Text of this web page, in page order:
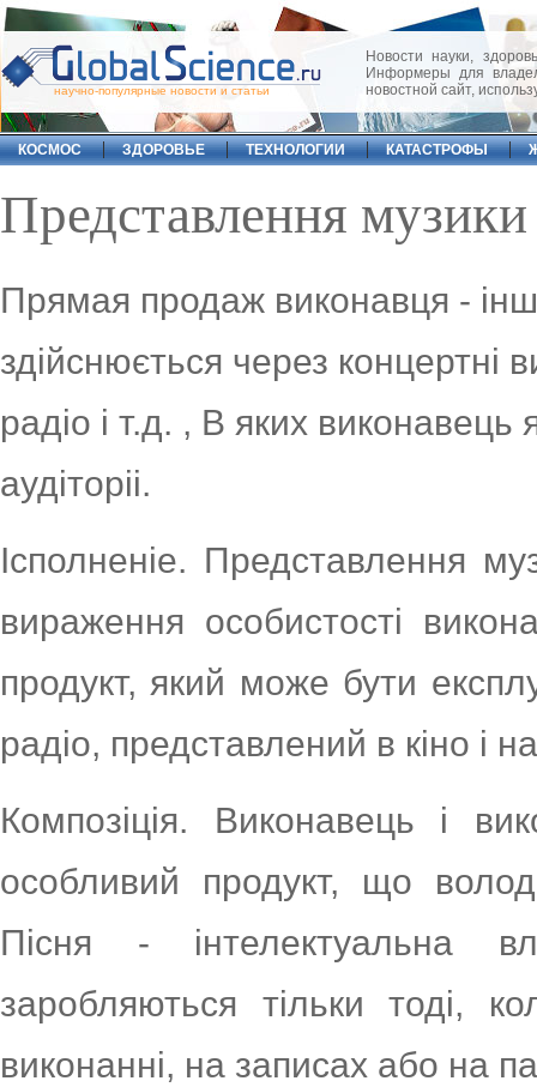
научно-популярные новости и статьи
Новости науки,
Информеры для
новостной сайт,
КОСМОС ЗДОРОВЬЕ ТЕХНОЛОГИИ КАТАСТРОФЫ
Представлення
Прямая продаж виконавця -
здійснюється через концертні
радіо і т.д. , В яких виконавець
аудіторіі.
Ісполненіе. Представлення
вираження особистості
продукт, який може бути
радіо, представлений в кіно і
Композіція. Виконавець і
особливий продукт, що
Пісня - інтелектуальна
заробляються тільки тоді,
виконанні, на записах або на